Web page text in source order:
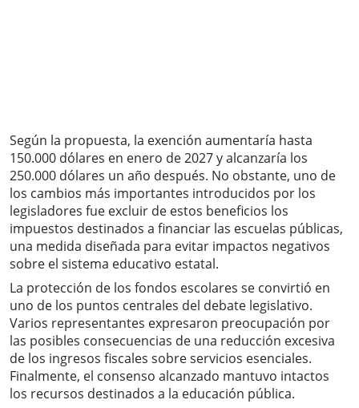
Según la propuesta, la exención aumentaría hasta
150.000 dólares en enero de 2027 y alcanzaría los
250.000 dólares un año después. No obstante, uno de
los cambios más importantes introducidos por los
legisladores fue excluir de estos beneficios los
impuestos destinados a financiar las escuelas públicas,
una medida diseñada para evitar impactos negativos
sobre el sistema educativo estatal.
La protección de los fondos escolares se convirtió en
uno de los puntos centrales del debate legislativo.
Varios representantes expresaron preocupación por
las posibles consecuencias de una reducción excesiva
de los ingresos fiscales sobre servicios esenciales.
Finalmente, el consenso alcanzado mantuvo intactos
los recursos destinados a la educación pública.